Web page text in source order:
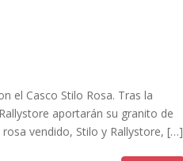
el Casco Stilo Rosa. Tras la
aportarán su granito de
vendido, Stilo y Rallystore, […]